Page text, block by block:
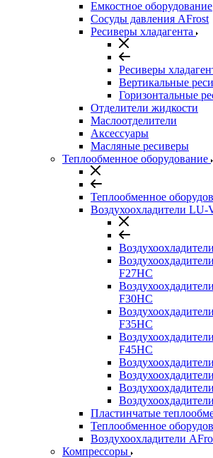
Емкостное оборудование
Сосуды давления AFrost
Ресиверы хладагента
Ресиверы
Вертикальные
Горизонтальные
Отделители жидкости
Маслоотделители
Аксессуары
Масляные ресиверы
Теплообменное оборудование
Теплообменное
Воздухоохладители LU-
F27HC
F30HC
F35HC
F45HC
Пластинчатые
Теплообменное
Воздухоохладители
Компрессоры